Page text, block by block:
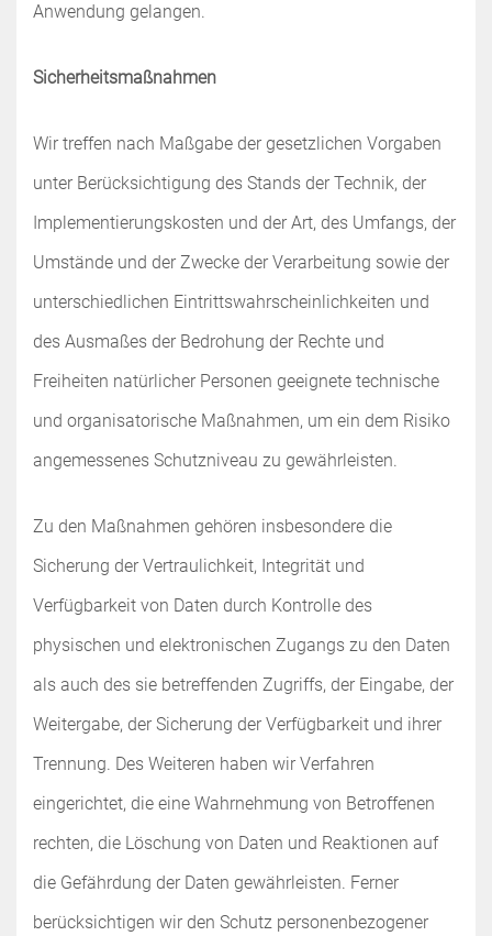
Anwendung gelangen.
Sicherheitsmaßnahmen
Wir treffen nach Maßgabe der gesetzlichen Vorgaben
unter Berücksichtigung des Stands der Technik, der
Implementierungskosten und der Art, des Umfangs, der
Umstände und der Zwecke der Verarbeitung sowie der
unterschiedlichen Eintrittswahrscheinlichkeiten und
des Ausmaßes der Bedrohung der Rechte und
Freiheiten natürlicher Personen geeignete technische
und organisatorische Maßnahmen, um ein dem Risiko
angemessenes Schutzniveau zu gewährleisten.
Zu den Maßnahmen gehören insbesondere die
Sicherung der Vertraulichkeit, Integrität und
Verfügbarkeit von Daten durch Kontrolle des
physischen und elektronischen Zugangs zu den Daten
als auch des sie betreffenden Zugriffs, der Eingabe, der
Weitergabe, der Sicherung der Verfügbarkeit und ihrer
Trennung. Des Weiteren haben wir Verfahren
eingerichtet, die eine Wahrnehmung von Betroffenen
rechten, die Löschung von Daten und Reaktionen auf
die Gefährdung der Daten gewährleisten. Ferner
berücksichtigen wir den Schutz personenbezogener